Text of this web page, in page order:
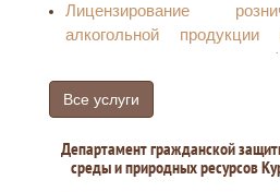
Лицензирование
алкогольной
лицензирования
игристого вина,
сельскохозяйственными
Получение или
на осуществление
Все услуги
Департамент гражданской
среды и природных ресурсов